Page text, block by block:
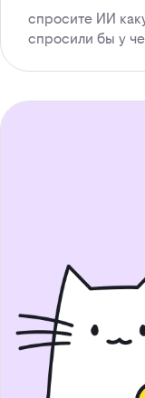
спросите ИИ
спросили бы у